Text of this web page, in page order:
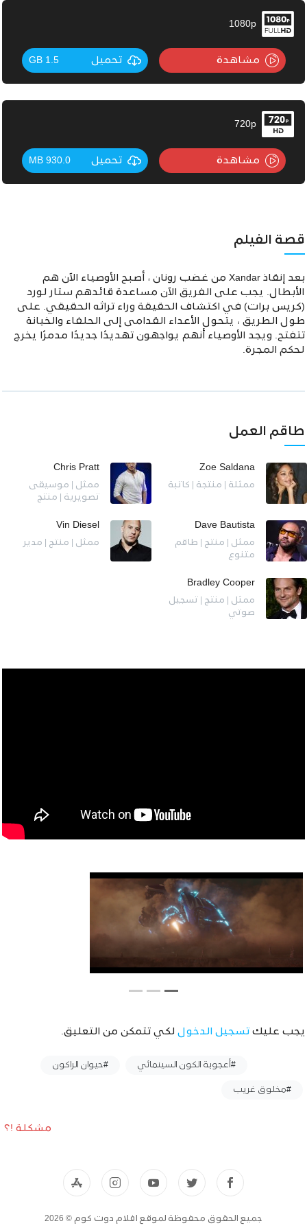
1080p
مشاهدة تحميل 1.5 GB
720p
مشاهدة تحميل 930.0 MB
قصة الفيلم
بعد إنقاذ Xandar من غضب رونان ، أصبح الأوصياء الآن هم
الأبطال. يجب على الفريق الآن مساعدة قائدهم ستار لورد
(كريس برات) في اكتشاف الحقيقة وراء تراثه الحقيقي. على
طول الطريق ، يتحول الأعداء القدامى إلى الحلفاء والخيانة
تتفتح. ويجد الأوصياء أنهم يواجهون تهديدًا جديدًا مدمرًا يخرج
لحكم المجرة.
طاقم العمل
Zoe Saldana
ممثلة | منتجة | كاتبة
Chris Pratt
ممثل | موسيقى
تصويرية | منتج
Dave Bautista
ممثل | منتج | طاقم
متنوع
Vin Diesel
ممثل | منتج | مدير
Bradley Cooper
ممثل | منتج | تسجيل
صوتي
يجب عليك تسجيل الدخول لكي تتمكن من التعليق.
#أعجوبة الكون السينمائي #حيوان الراكون
#مخلوق غريب
مشكلة !؟
جميع الحقوق محفوظة لموقع افلام دوت كوم © 2026